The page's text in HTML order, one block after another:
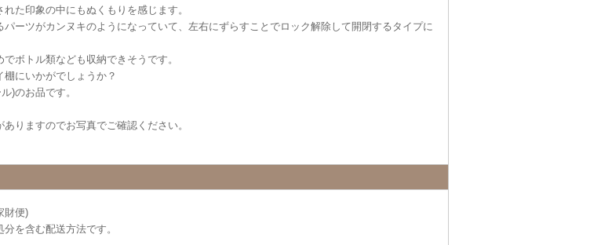
た印象の中にもぬくもりを感じます。
パーツがカンヌキのようになっていて、左右にずらすことでロック解除して開閉するタイプに
ボトル類なども収納できそうです。
棚にいかがでしょうか？
)のお品です。
りますのでお写真でご確認ください。
財便)
を含む配送方法です。